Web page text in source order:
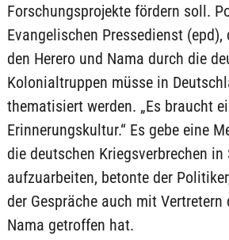
Forschungsprojekte fördern soll.
Evangelischen Pressedienst
den Herero und Nama durch die
Kolonialtruppen müsse in
thematisiert werden. „Es braucht
Erinnerungskultur.“ Es gebe eine
die deutschen Kriegsverbrechen
aufzuarbeiten, betonte der
der Gespräche auch mit Vertretern
Nama getroffen hat.